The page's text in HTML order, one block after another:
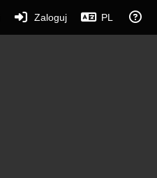
Zaloguj PL